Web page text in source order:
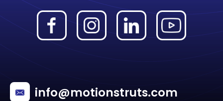
info@motionstruts.com